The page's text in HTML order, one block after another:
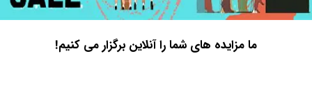
ما مزایده های شما را آنلاین برگزار می کنیم!